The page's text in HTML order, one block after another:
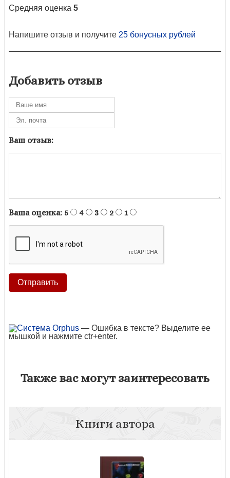
Средняя оценка 5
Напишите отзыв и получите 25 бонусных рублей
Добавить отзыв
Ваш отзыв:
Ваша оценка: 5 4 3 2 1
— Ошибка в тексте? Выделите ее
мышкой и нажмите ctr+enter.
Также вас могут заинтересовать
Книги автора